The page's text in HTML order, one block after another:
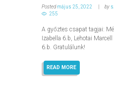
Postedmájus 25, 2022 by
255
A győztes csapat tagjai:
Izabella 6.b, Lehotai
6.b. Gratulálunk!
READ MORE